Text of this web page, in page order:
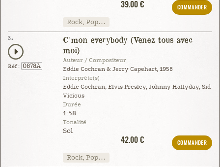
39.00 €
COMMANDER
Rock, Pop…
3.
Réf : 0878A
C'mon everybody (Venez tous avec
moi)
Auteur / Compositeur
Eddie Cochran & Jerry Capehart, 1958
Interprète(s)
Eddie Cochran, Elvis Presley, Johnny Hallyday, Sid
Vicious
Durée
1:58
Tonalité
Sol
42.00 €
COMMANDER
Rock, Pop…